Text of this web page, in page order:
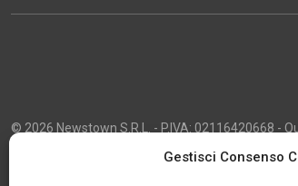
Gestisci Consenso
© 2026 Newstown S.R.L. - P.IVA: 02116420668 -
2013 - Direttore Responsabile: Giustino